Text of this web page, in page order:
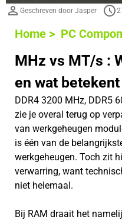
Geschreven door Jasper
Home > PC
MHz vs MT/s :
en wat
DDR4 3200 MHz, DDR5
zie je overal terug op
van werkgeheugen
is één van de
werkgeheugen. Toch zit
verwarring, want
niet helemaal.
Bij RAM draait het